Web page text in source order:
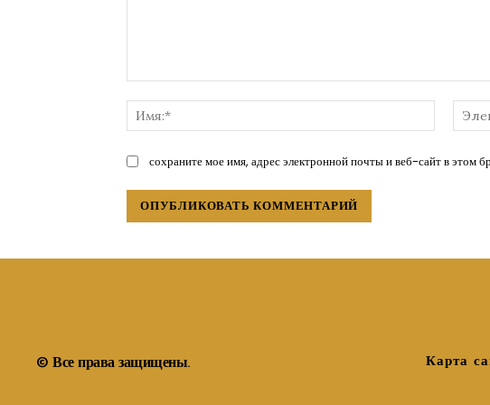
Имя:*
сохраните мое имя, адрес электронной почты и веб-сайт в этом
© Все права защищены. Карта